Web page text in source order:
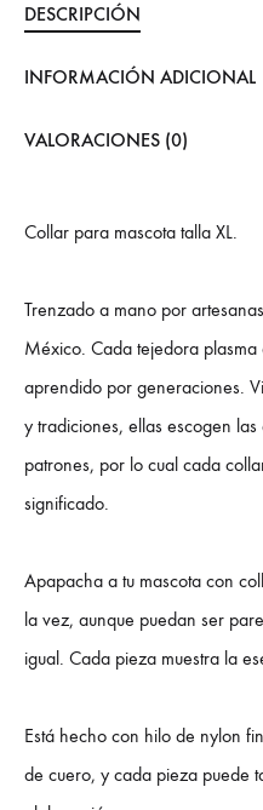
DESCRIPCIÓN
INFORMACIÓN ADICIONAL
VALORACIONES (0)
Collar para mascota talla XL.
Trenzado a mano por
México. Cada tejedora plasma
aprendido por generaciones.
y tradiciones, ellas escogen
patrones, por lo cual cada
significado.
Apapacha a tu mascota con
la vez, aunque puedan ser
igual. Cada pieza muestra la
Está hecho con hilo de nylon
de cuero, y cada pieza puede